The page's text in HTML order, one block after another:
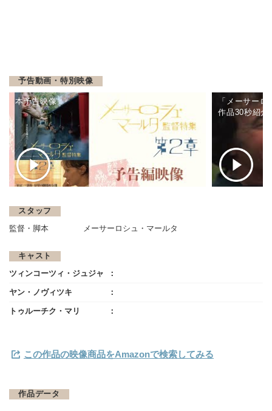
予告動画・特別映像
本予告映像
「メーサー
作品30秒紹介
スタッフ
監督・脚本 メーサーロシュ・マールタ
キャスト
ツィンコーツィ・ジュジャ
ヤン・ノヴィツキ
トゥルーチク・マリ
この作品の映像商品をAmazonで検索してみる
作品データ